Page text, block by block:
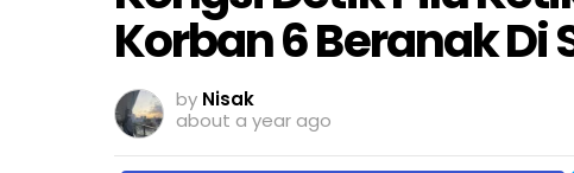
Korban 6 Beranak Di
by Nisak
about a year ago